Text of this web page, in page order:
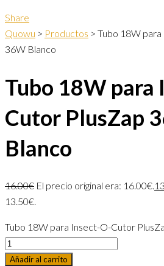
Share
Quowu > Productos > Tubo 18W
36W Blanco
Tubo 18W para
Cutor PlusZap
Blanco
16.00€ El precio original era: 16.00€.
13.50€.
Tubo 18W para Insect-O-Cutor
Añadir al carrito